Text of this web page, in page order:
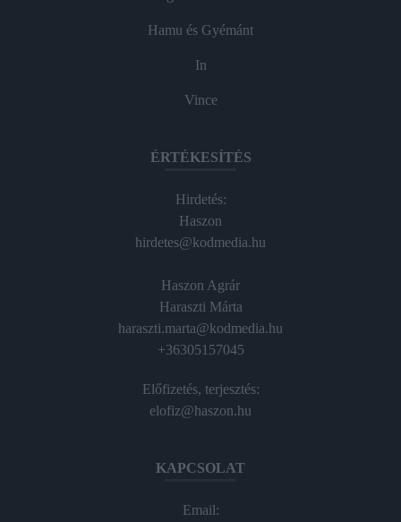
Hamu és Gyémánt
In
Vince
ÉRTÉKESÍTÉS
Hirdetés:
Haszon
hirdetes@kodmedia.hu
Haszon Agrár
Haraszti Márta
haraszti.marta@kodmedia.hu
+36305157045
Előfizetés, terjesztés:
elofiz@haszon.hu
KAPCSOLAT
Email: